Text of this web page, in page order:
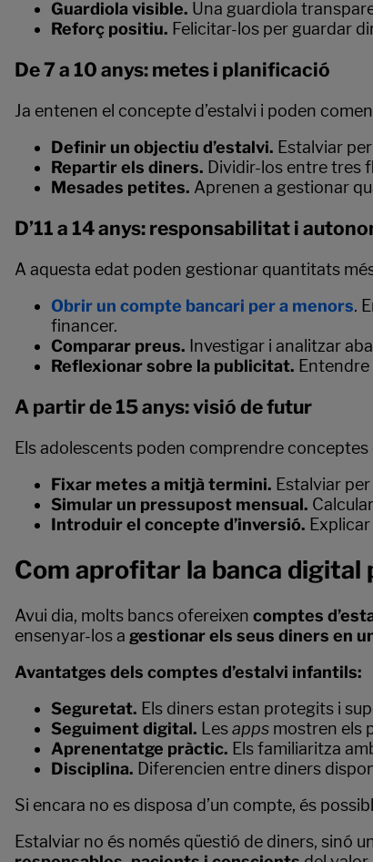
Guardiola visible. Una guardiola
Reforç positiu. Felicitar-los per guardar
De 7 a 10 anys: metes i planificació
Ja entenen el concepte d’estalvi i poden
Definir un objectiu d’estalvi. Estalviar
Repartir els diners. Dividir-los entre tres
Mesades petites. Aprenen a gestionar
D’11 a 14 anys: responsabilitat i
A aquesta edat poden gestionar quantitats
Obrir un compte bancari per a menors.
financer.
Comparar preus. Investigar i analitzar
Reflexionar sobre la publicitat.
A partir de 15 anys: visió de futur
Els adolescents poden comprendre conceptes
Fixar metes a mitjà termini. Estalviar
Simular un pressupost mensual.
Introduir el concepte d’inversió.
Com aprofitar la banca digital
Avui dia, molts bancs ofereixen comptes
ensenyar-los a gestionar els seus diners en
Avantatges dels comptes d’estalvi infantils:
Seguretat. Els diners estan protegits i
Seguiment digital. Lesapps mostren els
Aprenentatge pràctic. Els familiaritza
Disciplina. Diferencien entre diners
Si encara no es disposa d’un compte, és
Estalviar no és només qüestió de diners, sinó